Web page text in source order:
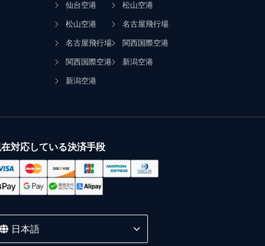
仙台空港
松山空港
名古屋飛行場
関西国際空港
新潟空港
松山空港
名古屋飛行場
関西国際空港
新潟空港
対応している決済手段
日本語